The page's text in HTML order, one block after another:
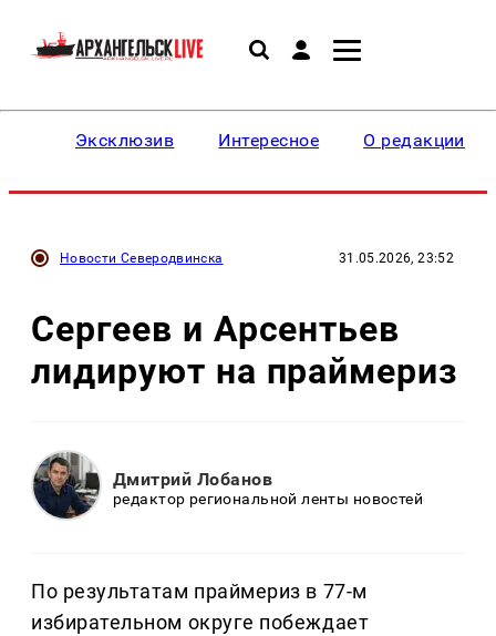
Эксклюзив Интересное О редакции
Новости Северодвинска 31.05.2026, 23:52
Сергеев и Арсентьев
лидируют на праймериз
Дмитрий Лобанов
редактор региональной ленты новостей
По результатам праймериз в 77-м
избирательном округе побеждает